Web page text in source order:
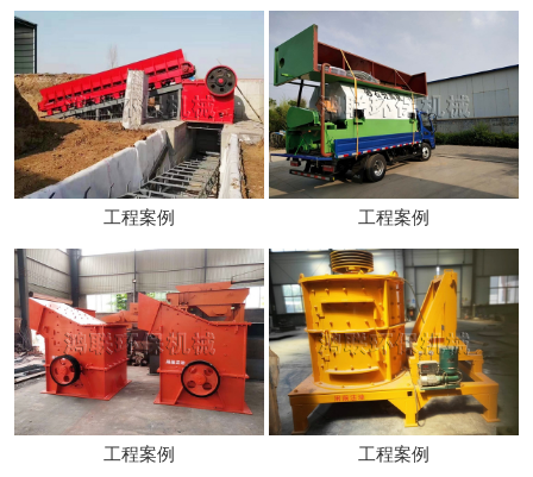
工程案例 工程案例
工程案例 工程案例